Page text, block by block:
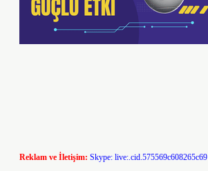
Reklam ve İletişim: Skype: live:.cid.575569c608265c69